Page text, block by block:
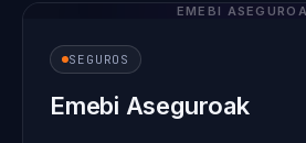
EMEBI
SEGUROS
Emebi Aseguroak